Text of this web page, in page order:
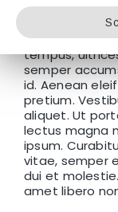
Chi siamo
Linee di
Contatti
Fusce porta
sapien
tempus,
semper
id. Aenean
pretium.
aliquet. Ut
lectus magna
ipsum.
vitae, semper
dui et
amet libero